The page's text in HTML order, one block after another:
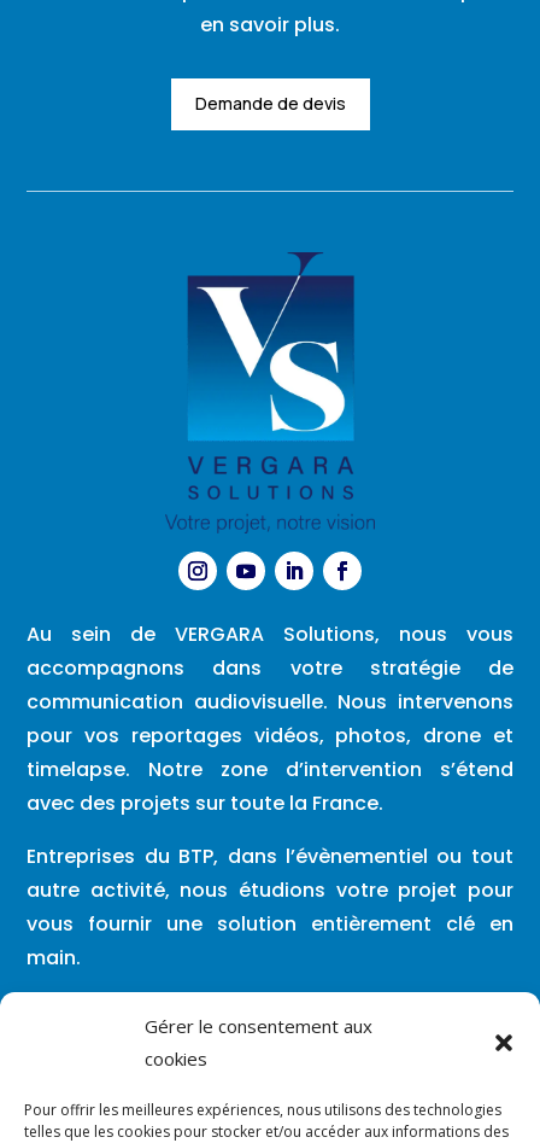
Gérer le consentement aux
cookies
Pour offrir les meilleures expériences, nous utilisons des technologies
telles que les cookies pour stocker et/ou accéder aux informations des
en savoir plus.
Demande de devis
Au sein de VERGARA Solutions, nous vous
accompagnons dans votre stratégie de
communication audiovisuelle. Nous intervenons
pour vos reportages vidéos, photos, drone et
timelapse. Notre zone d’intervention s’étend
avec des projets sur toute la France.
Entreprises du BTP, dans l’évènementiel ou tout
autre activité, nous étudions votre projet pour
vous fournir une solution entièrement clé en
main.
Lundi – Vendredi : 08h00 / 19h30
ces créneaux par mail ou par SMS.